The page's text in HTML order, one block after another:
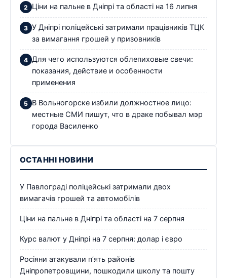
Ціни на пальне в Дніпрі та області на 16 липня
У Дніпрі поліцейські затримали працівників ТЦК
за вимагання грошей у призовників
Для чего используются облепиховые свечи:
показания, действие и особенности
применения
В Вольногорске избили должностное лицо:
местные СМИ пишут, что в драке побывал мэр
города Василенко
ОСТАННІ НОВИНИ
У Павлограді поліцейські затримали двох
вимагачів грошей та автомобілів
Ціни на пальне в Дніпрі та області на 7 серпня
Курс валют у Дніпрі на 7 серпня: долар і євро
Росіяни атакували п’ять районів
Дніпропетровщини, пошкодили школу та пошту